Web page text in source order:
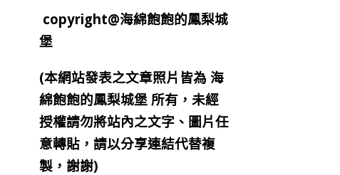
copyright@海綿飽飽的鳳梨城
堡
(本網站發表之文章照片皆為 海
綿飽飽的鳳梨城堡 所有，未經
授權請勿將站內之文字、圖片任
意轉貼，請以分享連結代替複
製，謝謝)